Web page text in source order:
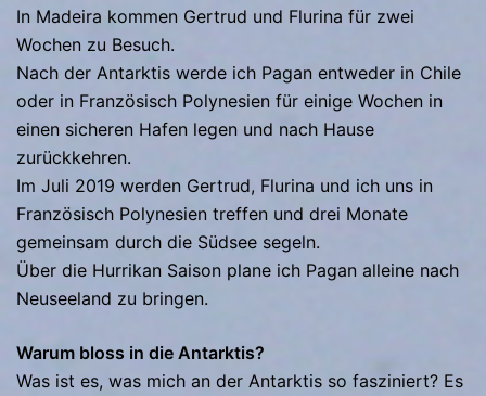
In Madeira kommen Gertrud und Flurina für zwei
Wochen zu Besuch.
Nach der Antarktis werde ich Pagan entweder in Chile
oder in Französisch Polynesien für einige Wochen in
einen sicheren Hafen legen und nach Hause
zurückkehren.
Im Juli 2019 werden Gertrud, Flurina und ich uns in
Französisch Polynesien treffen und drei Monate
gemeinsam durch die Südsee segeln.
Über die Hurrikan Saison plane ich Pagan alleine nach
Neuseeland zu bringen.
Warum bloss in die Antarktis?
Was ist es, was mich an der Antarktis so fasziniert? Es